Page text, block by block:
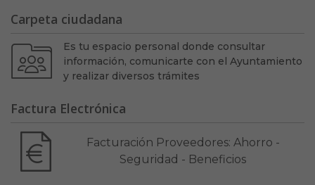
Carpeta ciudadana
Es tu espacio personal donde consultar
información, comunicarte con el Ayuntamiento
y realizar diversos trámites
Factura Electrónica
Facturación Proveedores: Ahorro -
Seguridad - Beneficios